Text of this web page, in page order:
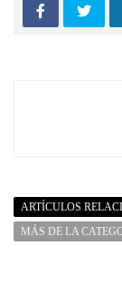
ARTÍCULOS
MÁS DE LA